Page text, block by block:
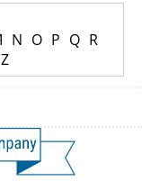
N O P Q R
Z